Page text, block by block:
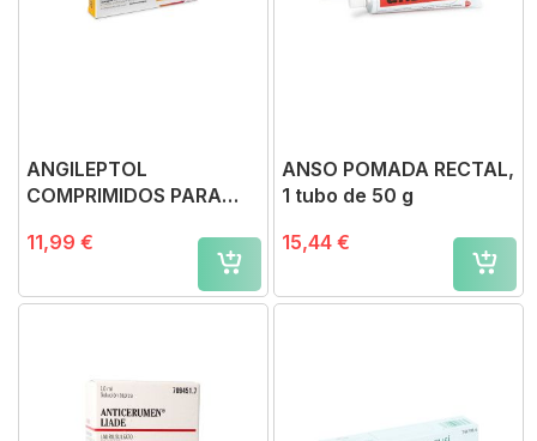
ANGILEPTOL
COMPRIMIDOS PARA
LIMÓN, 30 comprimidos
11,99 €
ANSO POMADA RECTAL,
1 tubo de 50 g
15,44 €